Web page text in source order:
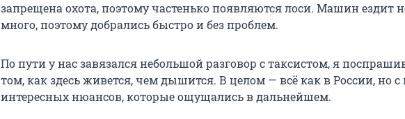
запрещена охота, поэтому частенько появляются лоси. Машин ездит
много, поэтому добрались быстро и без проблем.
По пути у нас завязался небольшой разговор с таксистом, я
том, как здесь живется, чем дышится. В целом — всё как в России, но с
интересных нюансов, которые ощущались в дальнейшем.